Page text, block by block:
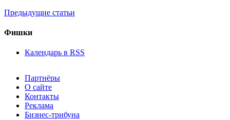
Предыдущие статьи
Фишки
Календарь в RSS
Партнёры
О сайте
Контакты
Реклама
Бизнес-трибуна